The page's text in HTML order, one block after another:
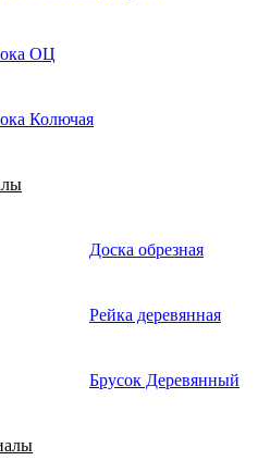
ОЦ
Колючая
Доска обрезная
Рейка деревянная
Брусок Деревянный